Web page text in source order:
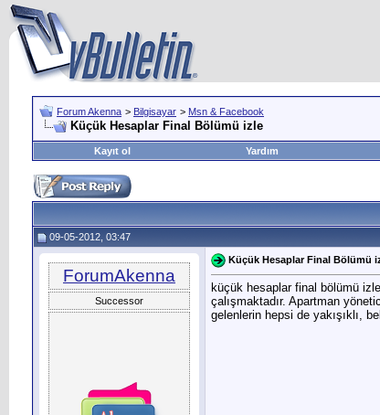
Forum Akenna > Bilgisayar > Msn & Facebook
Küçük Hesaplar Final Bölümü izle
Kayıt ol
Yardım
09-05-2012, 03:47
ForumAkenna
Successor
Küçük Hesaplar Final Bölümü
küçük hesaplar final bölümü
çalışmaktadır. Apartman
gelenlerin hepsi de yakışıklı,